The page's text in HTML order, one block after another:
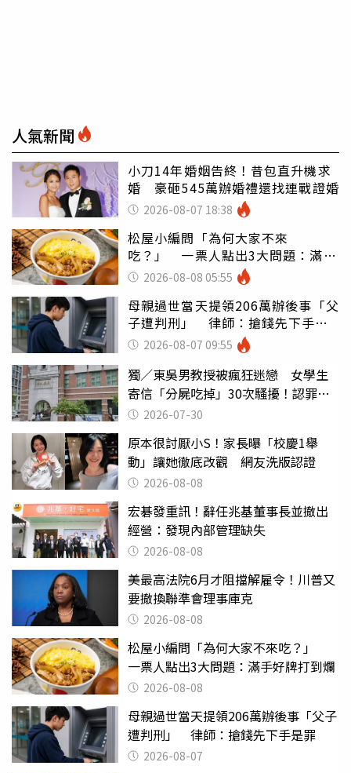
人氣新聞
小刀14年婚姻告終！昔包直升機求
婚 豪砸545萬辦婚禮還找連戰證婚
2026-08-07 18:38
松屋小編問「為何大家不來
吃？」 一票人點出3大問題：滿手
好牌打到爛
2026-08-08 05:55
母親過世當天提領206萬辦後事「父
子遭判刑」 律師：搶錢先下手是
罪 2026-08-07 09:55
獨／東吳男教授被瘋狂迷戀 女學生
寄信「分屍吃掉」30次騷擾！認罪免
關 2026-07-30
原本很討厭小S！家長曝「校慶1舉
動」讓她徹底改觀 網友洗版認證
2026-08-08
宏碁發重訊！辭任兆基董事長並撤出
經營：發現內部管理缺失
2026-08-08
美最高法院6月才阻擋解雇令！川普又
要撤換聯準會理事庫克
2026-08-08
松屋小編問「為何大家不來吃？」
一票人點出3大問題：滿手好牌打到爛
2026-08-08
母親過世當天提領206萬辦後事「父子
遭判刑」 律師：搶錢先下手是罪
2026-08-07